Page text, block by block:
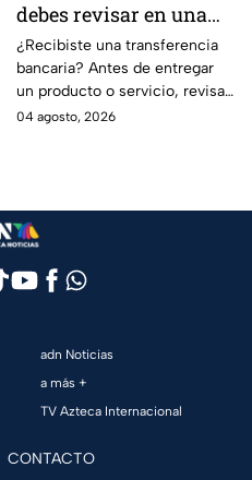
debes revisar en una
transferencia bancaria
para evitar fraudes
¿Recibiste una transferencia
bancaria? Antes de entregar
un producto o servicio, revisa
este número clave para
04 agosto, 2026
adn Noticias
a más +
TV Azteca Internacional
CONTACTO